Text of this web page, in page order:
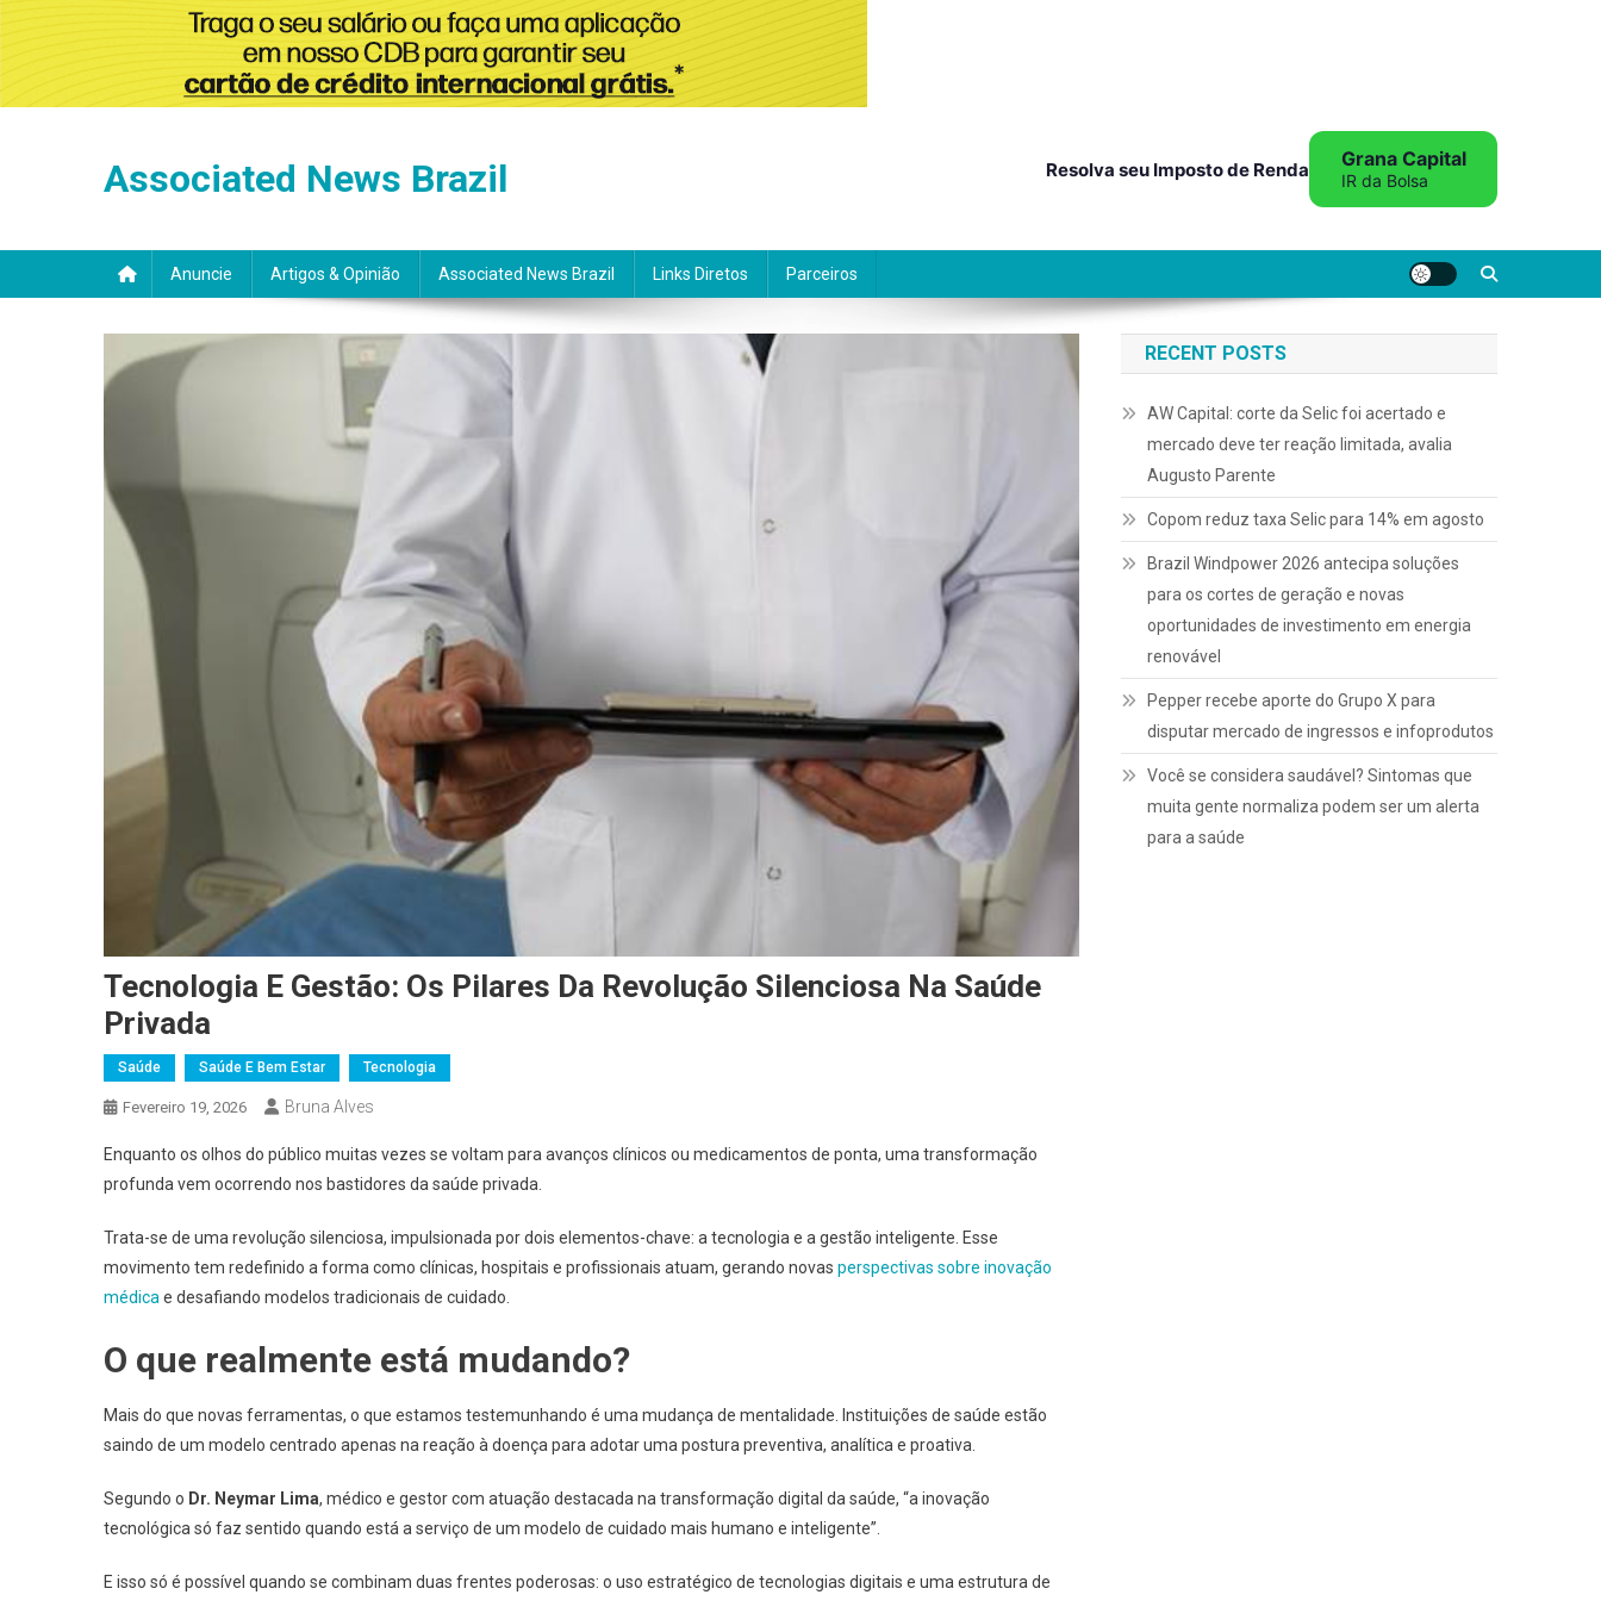
Associated News Brazil Resolva seu Imposto de Renda Grana Capital
IR da Bolsa
Anuncie Artigos & Opinião Associated News Brazil Links Diretos Parceiros
Tecnologia E Gestão: Os Pilares Da Revolução Silenciosa Na Saúde
Privada
Saúde Saúde E Bem Estar Tecnologia
Fevereiro 19, 2026 Bruna Alves
Enquanto os olhos do público muitas vezes se voltam para avanços clínicos ou medicamentos de ponta, uma transformação
profunda vem ocorrendo nos bastidores da saúde privada.
Trata-se de uma revolução silenciosa, impulsionada por dois elementos-chave: a tecnologia e a gestão inteligente. Esse
movimento tem redefinido a forma como clínicas, hospitais e profissionais atuam, gerando novas perspectivas sobre inovação
médica e desafiando modelos tradicionais de cuidado.
O que realmente está mudando?
Mais do que novas ferramentas, o que estamos testemunhando é uma mudança de mentalidade. Instituições de saúde estão
saindo de um modelo centrado apenas na reação à doença para adotar uma postura preventiva, analítica e proativa.
Segundo o Dr. Neymar Lima, médico e gestor com atuação destacada na transformação digital da saúde, “a inovação
tecnológica só faz sentido quando está a serviço de um modelo de cuidado mais humano e inteligente”.
E isso só é possível quando se combinam duas frentes poderosas: o uso estratégico de tecnologias digitais e uma estrutura de
RECENT POSTS
AW Capital: corte da Selic foi acertado e
mercado deve ter reação limitada, avalia
Augusto Parente
Copom reduz taxa Selic para 14% em agosto
Brazil Windpower 2026 antecipa soluções
para os cortes de geração e novas
oportunidades de investimento em energia
renovável
Pepper recebe aporte do Grupo X para
disputar mercado de ingressos e infoprodutos
Você se considera saudável? Sintomas que
muita gente normaliza podem ser um alerta
para a saúde